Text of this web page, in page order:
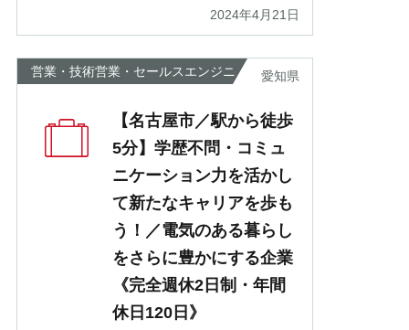
2024年4月21日
営業・技術営業・セールスエンジニ
愛知県
【名古屋市／駅から徒歩
5分】学歴不問・コミュ
ニケーション力を活かし
て新たなキャリアを歩も
う！／電気のある暮らし
をさらに豊かにする企業
《完全週休2日制・年間
休日120日》